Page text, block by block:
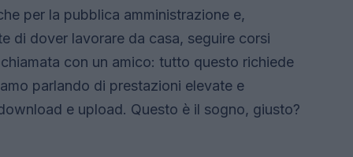
per la pubblica amministrazione e,
di dover lavorare da casa, seguire corsi
con un amico: tutto questo richiede
parlando di prestazioni elevate e
e upload. Questo è il sogno, giusto?